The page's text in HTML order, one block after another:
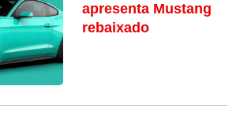
apresenta Mustang
rebaixado